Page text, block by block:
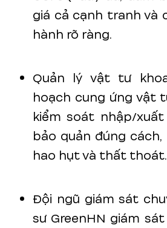
giá cả cạnh tranh và
hành rõ ràng.
Quản lý vật tư
hoạch cung ứng vật
kiểm soát nhập/
bảo quản đúng
hao hụt và thất thoát.
Đội ngũ giám sát
sư GreenHN giám